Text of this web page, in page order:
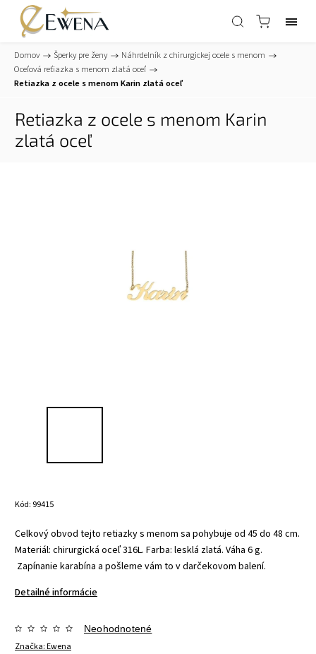
Domov / Šperky pre ženy / Náhrdelník z chirurgickej ocele s menom /
Oceľová reťiazka s menom zlatá oceľ /
Retiazka z ocele s menom Karin zlatá oceľ
Retiazka z ocele s menom Karin
zlatá oceľ
Kód: 99415
Celkový obvod tejto retiazky s menom sa pohybuje od 45 do 48 cm.
Materiál: chirurgická oceľ 316L. Farba: lesklá zlatá. Váha 6 g.
Zapínanie karabína a pošleme vám to vdarčekovom balení.
Detailné informácie
Značka:Ewena
Neohodnotené